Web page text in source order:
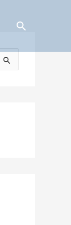
Поиск